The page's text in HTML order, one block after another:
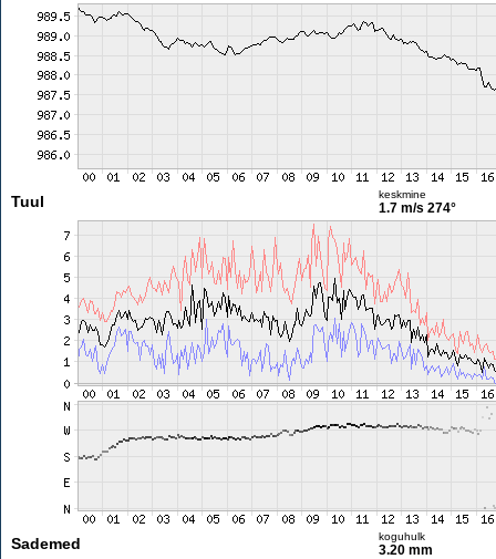
Tuul keskmine
1.7 m/s 274°
Sademed koguhulk
3.20 mm